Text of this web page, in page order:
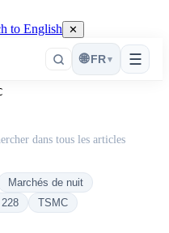
to English ✕
☰
🌐 FR ▾
dans tous les articles
Marchés de nuit
TSMC